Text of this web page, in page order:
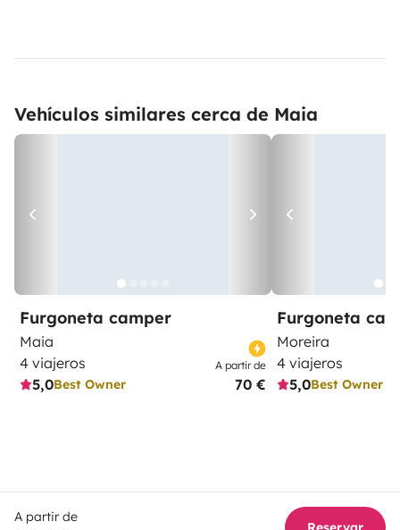
Vehículos similares cerca de Maia
Furgoneta camper
Maia
4 viajeros
5,0Best Owner
A partir de
70 €
Furgoneta
Moreira
4 viajeros
5,0Best Owner
A partir de